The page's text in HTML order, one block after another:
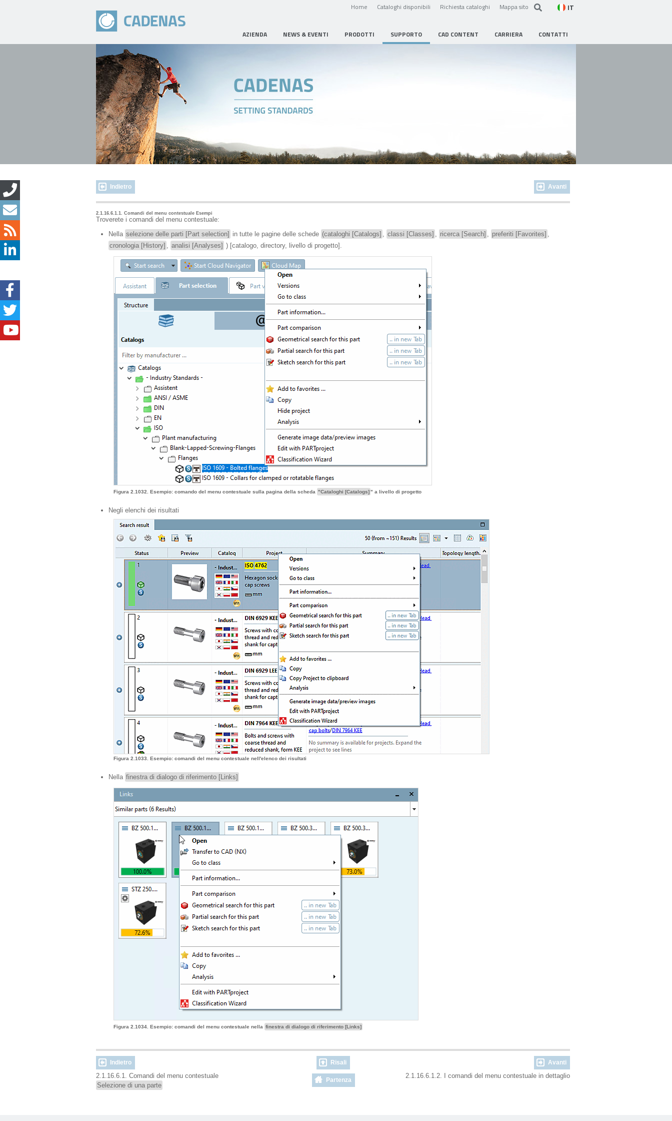
Home Cataloghi disponibili Richiesta cataloghi Mappa sito IT
AZIENDA NEWS & EVENTI PRODOTTI SUPPORTO CAD CONTENT CARRIERA CONTATTI
Indietro Avanti
2.1.16.6.1.1. Comandi del menu contestuale Esempi
Troverete i comandi del menu contestuale:
Nella selezione delle parti [Part selection] in tutte le pagine delle schede (cataloghi [Catalogs] , classi [Classes] , ricerca [Search] , preferiti [Favorites] ,
cronologia [History] , analisi [Analyses] ) [catalogo, directory, livello di progetto].
Figura 2.1032. Esempio: comando del menu contestuale sulla pagina della scheda "Cataloghi [Catalogs]" a livello di progetto
Negli elenchi dei risultati
Figura 2.1033. Esempio: comandi del menu contestuale nell'elenco dei risultati
Nella finestra di dialogo di riferimento [Links]
Figura 2.1034. Esempio: comandi del menu contestuale nella finestra di dialogo di riferimento [Links]
Indietro Risali Avanti
2.1.16.6.1. Comandi del menu contestuale
Selezione di una parte
Partenza
2.1.16.6.1.2. I comandi del menu contestuale in dettaglio